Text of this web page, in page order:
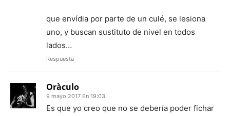
que envídia por parte de un culé, se lesiona
uno, y buscan sustituto de nivel en todos
lados…
Respuesta
Oràculo
9 mayo 2017 En 19:03
Es que yo creo que no se debería poder fichar